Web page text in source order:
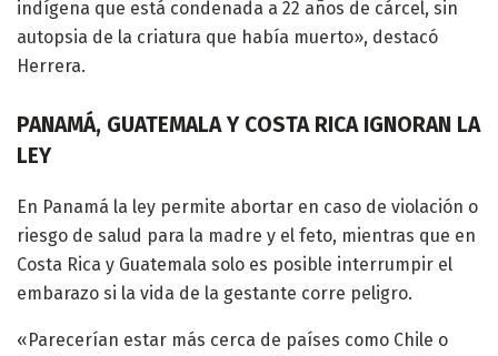
indígena que está condenada a 22 años de cárcel, sin
autopsia de la criatura que había muerto», destacó
Herrera.
PANAMÁ, GUATEMALA Y COSTA RICA IGNORAN LA
LEY
En Panamá la ley permite abortar en caso de violación o
riesgo de salud para la madre y el feto, mientras que en
Costa Rica y Guatemala solo es posible interrumpir el
embarazo si la vida de la gestante corre peligro.
«Parecerían estar más cerca de países como Chile o